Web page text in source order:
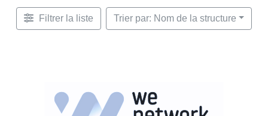
Filtrer la liste Trier par: Nom de la structure